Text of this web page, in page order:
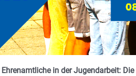
in der Jugendarbeit: